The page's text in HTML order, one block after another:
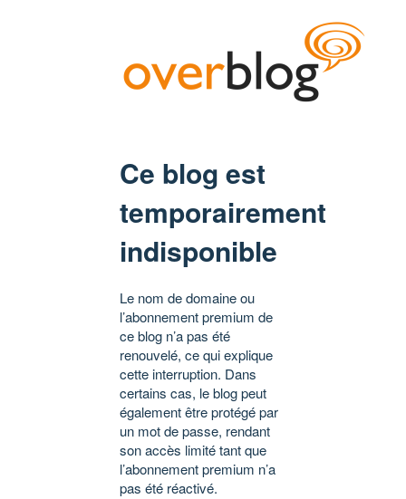
Ce blog est
temporairement
indisponible
Le nom de domaine ou
l’abonnement premium de
ce blog n’a pas été
renouvelé, ce qui explique
cette interruption. Dans
certains cas, le blog peut
également être protégé par
un mot de passe, rendant
son accès limité tant que
l’abonnement premium n’a
pas été réactivé.